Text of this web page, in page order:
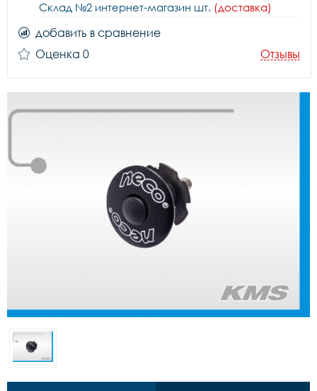
Склад №2 интернет-магазин шт. (доставка)
добавить в сравнение
Оценка 0
Отзывы